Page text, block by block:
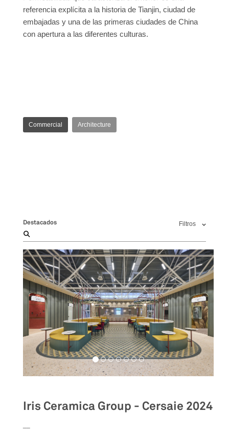
referencia explícita a la historia de Tianjin, ciudad de
embajadas y una de las primeras ciudades de China
con apertura a las diferentes culturas.
Commercial Architecture
Destacados Filtros
Iris Ceramica Group - Cersaie 2024